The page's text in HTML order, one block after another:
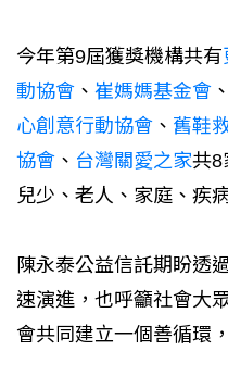
今年第9屆獲獎機構共有
動協會 、 崔媽媽基金會 、
心創意行動協會 、 舊鞋
協會 、 台灣關愛之家共8
兒少、老人、家庭、疾
陳永泰公益信託期盼透
速演進，也呼籲社會大
會共同建立一個善循環